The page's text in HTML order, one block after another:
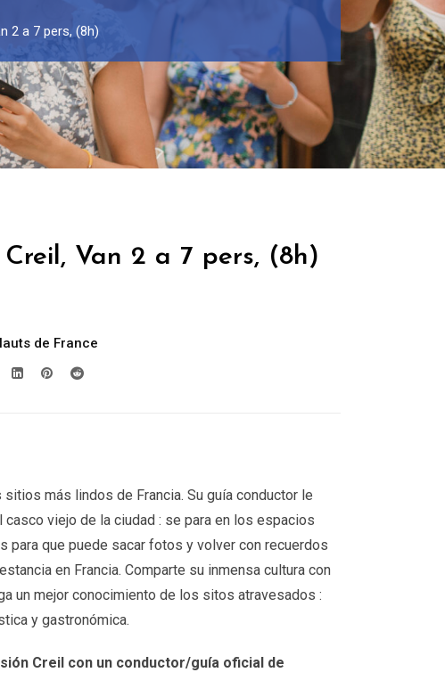
2 a 7 pers, (8h)
Creil, Van 2 a 7 pers, (8h)
de France
más lindos de Francia. Su guía conductor le
casco viejo de la ciudad : se para en los espacios
para que puede sacar fotos y volver con recuerdos
en Francia. Comparte su inmensa cultura con
un mejor conocimiento de los sitos atravesados :
y gastronómica.
Creil con un conductor/guía oficial de